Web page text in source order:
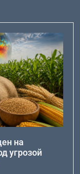
на
угрозой